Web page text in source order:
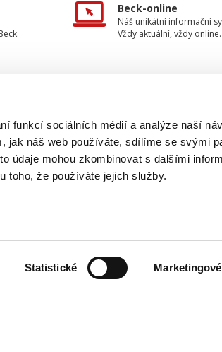
funkcí sociálních médií a analýze naší
jak náš web používáte, sdílíme se svými
údaje mohou zkombinovat s dalšími
toho, že používáte jejich služby.
Statistické Marketingové
Beck-online
Náš unikátní informační
Vždy aktuální, vždy online.
INFORMACE
O nakladatelství
Ochrana osobních údajů
Kontakty